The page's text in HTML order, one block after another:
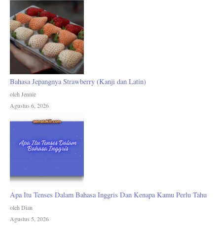
Bahasa Jepangnya Strawberry (Kanji dan Latin)
oleh Jennie
Agustus 6, 2026
Apa Itu Tenses Dalam Bahasa Inggris Dan Kenapa Kamu Perlu Tahu
oleh Dian
Agustus 5, 2026